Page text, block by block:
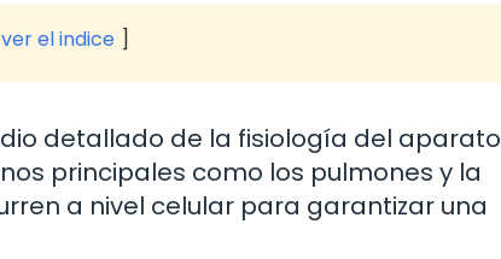
el indice
detallado de la fisiología del aparato
principales como los pulmones y la
a nivel celular para garantizar una